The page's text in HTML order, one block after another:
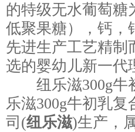
的特级无水葡萄糖
低聚果糖），钙，
先进生产工艺精制
选的婴幼儿新一代
纽乐滋300g牛
乐滋300g牛初乳
司(纽乐滋)生产，